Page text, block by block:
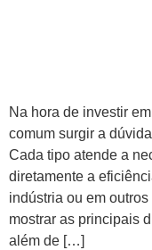
Na hora de investir
comum surgir a
Cada tipo atende a
diretamente a
indústria ou em
mostrar as principais
além de […]